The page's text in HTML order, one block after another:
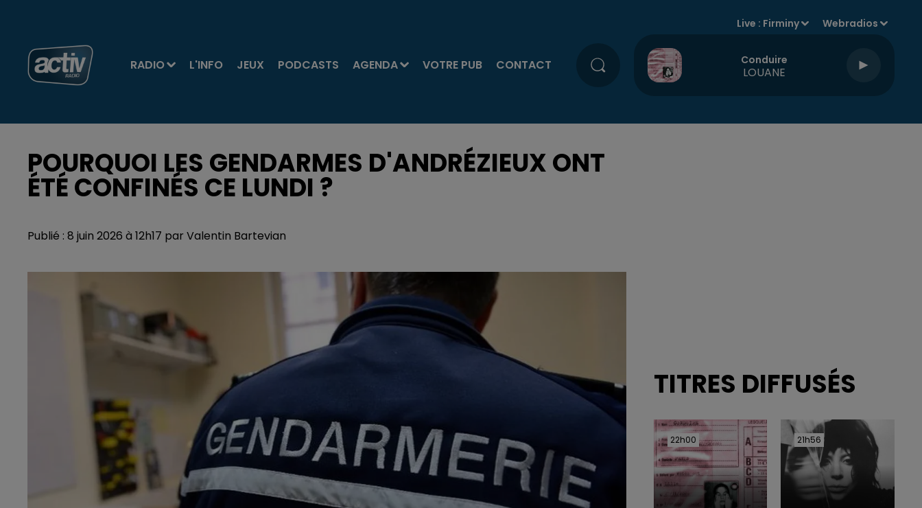
RADIO L'INFO JEUX PODCASTS AGENDA VOTRE PUB CONTACT
Live : Firminy Webradios
Conduire
LOUANE
POURQUOI LES GENDARMES D'ANDRÉZIEUX ONT
ÉTÉ CONFINÉS CE LUNDI ?
Publié : 8 juin 2026 à 12h17 par Valentin Bartevian
TITRES DIFFUSÉS
22h00
22h00 21h56
21h56